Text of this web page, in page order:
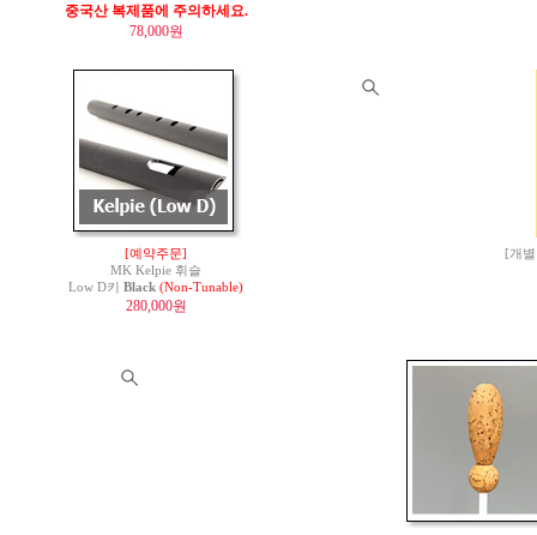
중국산 복제품에 주의하세요.
78,000원
[예약주문]
MK Kelpie 휘슬
Low D키Black (Non-Tunable)
280,000원
[개